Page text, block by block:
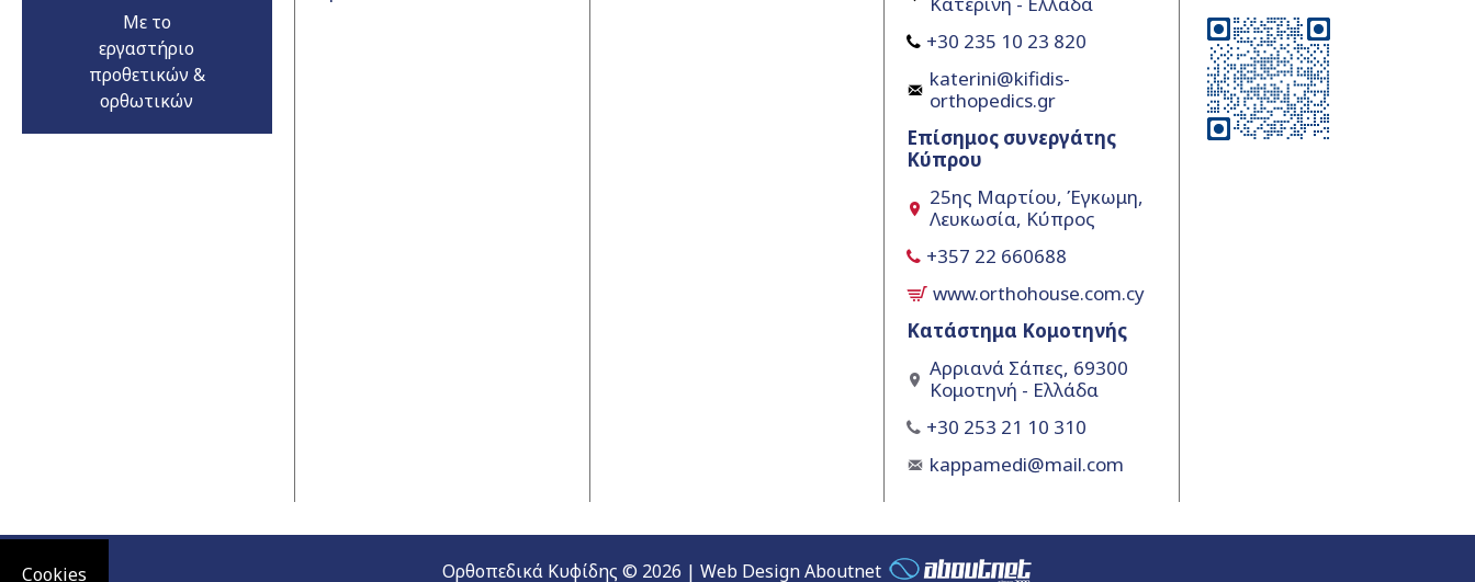
Cookies
Με το
εργαστήριο
προθετικών &
ορθωτικών
+30 235 10 23 820
katerini@kifidis-
orthopedics.gr
Επίσημος συνεργάτης
Κύπρου
25ης Μαρτίου, Έγκωμη,
Λευκωσία, Κύπρος
+357 22 660688
www.orthohouse.com.cy
Κατάστημα Κομοτηνής
Αρριανά Σάπες, 69300
Κομοτηνή - Ελλάδα
+30 253 21 10 310
kappamedi@mail.com
Ορθοπεδικά Κυφίδης © 2026 | Web Design Aboutnet